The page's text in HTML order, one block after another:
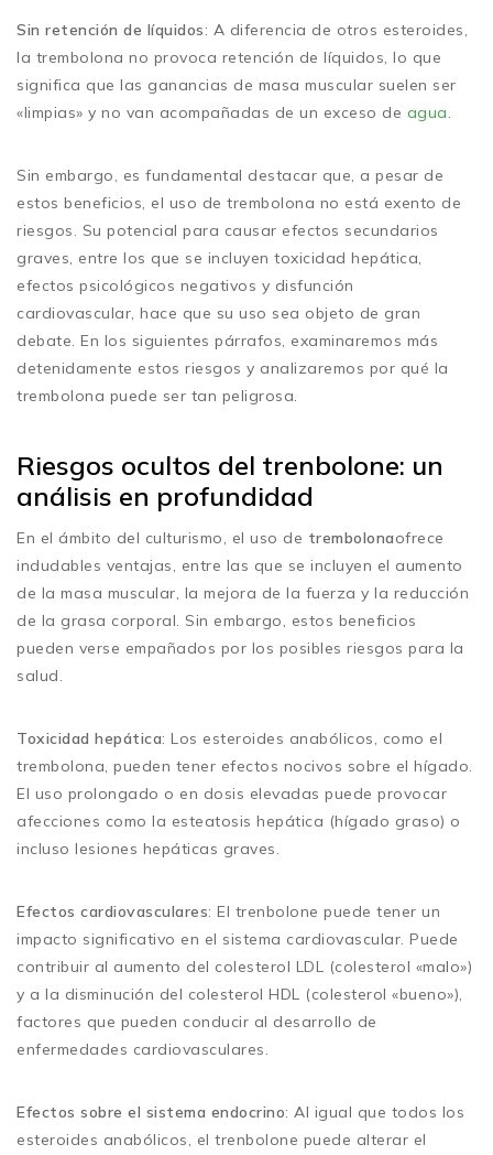
Sin retención de líquidos: A diferencia de otros esteroides,
la trembolona no provoca retención de líquidos, lo que
significa que las ganancias de masa muscular suelen ser
«limpias» y no van acompañadas de un exceso de agua
Sin embargo, es fundamental destacar que, a pesar de
estos beneficios, el uso de trembolona no está exento de
riesgos. Su potencial para causar efectos secundarios
graves, entre los que se incluyen toxicidad hepática,
efectos psicológicos negativos y disfunción
cardiovascular, hace que su uso sea objeto de gran
debate. En los siguientes párrafos, examinaremos más
detenidamente estos riesgos y analizaremos por qué la
trembolona puede ser tan peligrosa.
Riesgos ocultos del trenbolone: un
análisis en profundidad
En el ámbito del culturismo, el uso de trembolonaofrece
indudables ventajas, entre las que se incluyen el aumento
de la masa muscular, la mejora de la fuerza y la reducción
de la grasa corporal. Sin embargo, estos beneficios
pueden verse empañados por los posibles riesgos para la
salud.
Toxicidad hepática: Los esteroides anabólicos, como el
trembolona, pueden tener efectos nocivos sobre el hígado.
El uso prolongado o en dosis elevadas puede provocar
afecciones como la esteatosis hepática (hígado graso) o
incluso lesiones hepáticas graves.
Efectos cardiovasculares: El trenbolone puede tener un
impacto significativo en el sistema cardiovascular. Puede
contribuir al aumento del colesterol LDL (colesterol «malo»)
y a la disminución del colesterol HDL (colesterol «bueno»),
factores que pueden conducir al desarrollo de
enfermedades cardiovasculares.
Efectos sobre el sistema endocrino: Al igual que todos los
esteroides anabólicos, el trenbolone puede alterar el